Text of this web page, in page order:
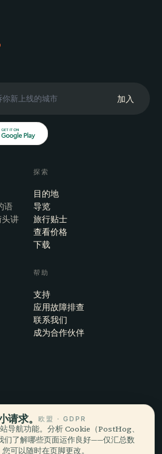
加入
语
讲
探索
目的地
导览
旅行贴士
查看价格
下载
帮助
支持
应用故障排查
联系我们
成为合作伙伴
请求。欧盟 · GDPR
导航功能。分析 Cookie（PostHog、
了解哪些页面运作良好——仅汇总数
可以随时在页脚更改。